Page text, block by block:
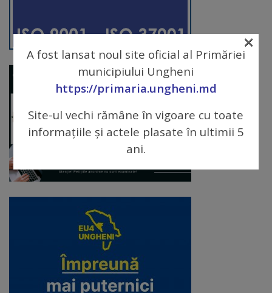
Personalități
marcante
Sportivi
de
performanță
Orașul
Galerie
video
A fost lansat noul site oficial al Primăriei
municipiului Ungheni
https://primaria.ungheni.md
Site-ul vechi rămâne în vigoare cu toate
informațiile și actele plasate în ultimii 5
ani.
×